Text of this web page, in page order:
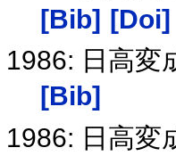
[Bib]
[Doi]
1986: 日高変
[Bib]
1986: 日高変